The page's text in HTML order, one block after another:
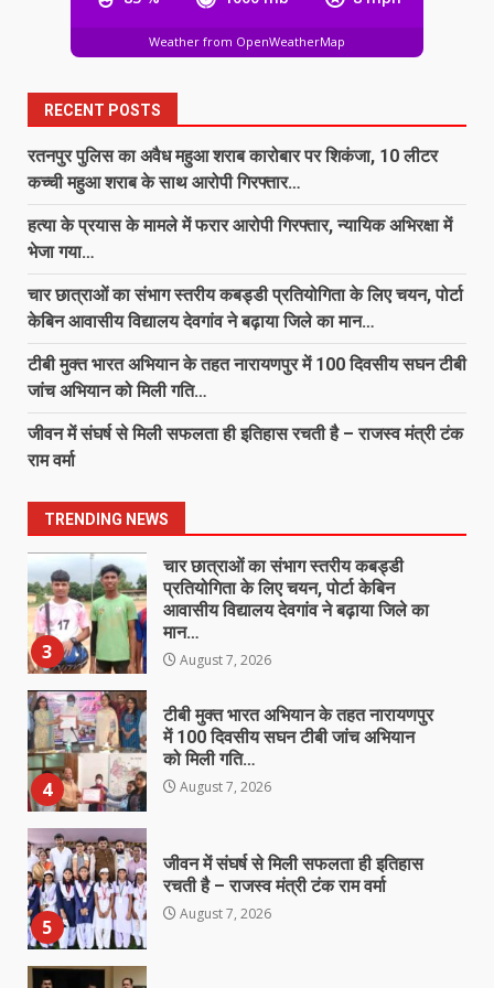
Weather from OpenWeatherMap
RECENT POSTS
रतनपुर पुलिस का अवैध महुआ शराब कारोबार पर शिकंजा, 10 लीटर
कच्ची महुआ शराब के साथ आरोपी गिरफ्तार…
हत्या के प्रयास के मामले में फरार आरोपी गिरफ्तार, न्यायिक अभिरक्षा में
भेजा गया…
चार छात्राओं का संभाग स्तरीय कबड्डी प्रतियोगिता के लिए चयन, पोर्टा
केबिन आवासीय विद्यालय देवगांव ने बढ़ाया जिले का मान…
टीबी मुक्त भारत अभियान के तहत नारायणपुर में 100 दिवसीय सघन टीबी
जांच अभियान को मिली गति…
जीवन में संघर्ष से मिली सफलता ही इतिहास रचती है – राजस्व मंत्री टंक
राम वर्मा
TRENDING NEWS
6
लिव ईन रिलेशन में रह रही युवती की शक के
चलते हत्या, आरोपी गिरफ्तार…
7
छत्तीसगढ़ की दो खिलाड़ी भारतीय महिला
जूनियर हॉकी टीम में, चीन में होने वाले एशिया
कप में दिखाएंगी दम…
August 7, 2026
1
रतनपुर पुलिस का अवैध महुआ शराब
कारोबार पर शिकंजा, 10 लीटर कच्ची महुआ
शराब के साथ आरोपी गिरफ्तार…
August 7, 2026
2
हत्या के प्रयास के मामले में फरार आरोपी
August 7, 2026
3
चार छात्राओं का संभाग स्तरीय कबड्डी
प्रतियोगिता के लिए चयन, पोर्टा केबिन
आवासीय विद्यालय देवगांव ने बढ़ाया जिले का
मान…
August 7, 2026
4
टीबी मुक्त भारत अभियान के तहत नारायणपुर
में 100 दिवसीय सघन टीबी जांच अभियान
को मिली गति…
August 7, 2026
5
जीवन में संघर्ष से मिली सफलता ही इतिहास
रचती है – राजस्व मंत्री टंक राम वर्मा
August 7, 2026